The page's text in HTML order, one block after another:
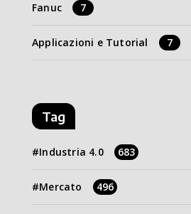
Fanuc 7
Applicazioni e Tutorial 7
Tag
Industria 4.0 683
Mercato 496